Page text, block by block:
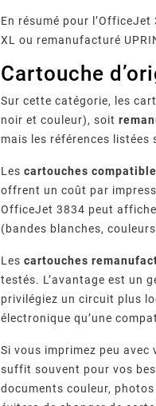
En résumé pour
XL ou remanufacturé
Cartouche
Sur cette catégorie, les
noir et couleur), soit
mais les références listées
Lescartouches
offrent un coût par
OfficeJet 3834 peut
(bandes blanches,
Lescartouches
testés. L’avantage est un
privilégiez un circuit plus
électronique qu’une
Si vous imprimez peu
suffit souvent pour vos
documents couleur,